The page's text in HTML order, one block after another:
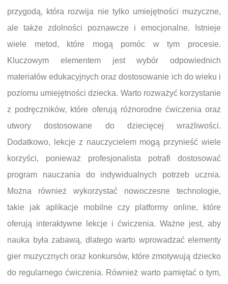
przygodą, która rozwija nie tylko umiejętności muzyczne,
ale także zdolności poznawcze i emocjonalne. Istnieje
wiele metod, które mogą pomóc w tym procesie.
Kluczowym elementem jest wybór odpowiednich
materiałów edukacyjnych oraz dostosowanie ich do wieku i
poziomu umiejętności dziecka. Warto rozważyć korzystanie
z podręczników, które oferują różnorodne ćwiczenia oraz
utwory dostosowane do dziecięcej wrażliwości.
Dodatkowo, lekcje z nauczycielem mogą przynieść wiele
korzyści, ponieważ profesjonalista potrafi dostosować
program nauczania do indywidualnych potrzeb ucznia.
Można również wykorzystać nowoczesne technologie,
takie jak aplikacje mobilne czy platformy online, które
oferują interaktywne lekcje i ćwiczenia. Ważne jest, aby
nauka była zabawą, dlatego warto wprowadzać elementy
gier muzycznych oraz konkursów, które zmotywują dziecko
do regularnego ćwiczenia. Również warto pamiętać o tym,